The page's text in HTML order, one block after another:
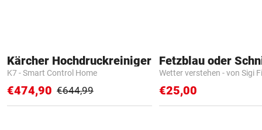
Kärcher Hochdruckreiniger
K7 - Smart Control Home
€474,90 €644,99
Fetzblau oder
Wetter verstehen - von Sigi
€25,00